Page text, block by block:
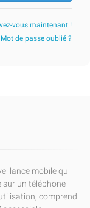
vous maintenant !
Mot de passe oublié ?
mobile qui
sur un téléphone
comprend